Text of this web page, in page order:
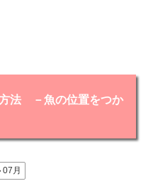
方法 －魚の位置をつか
07月